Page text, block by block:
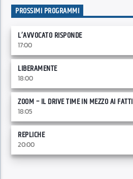
PROSSIMI PROGRAMMI
L’AVVOCATO RISPONDE
17:00
LIBERAMENTE
18:00
ZOOM – IL DRIVE TIME IN MEZZO AI FATTI
18:05
REPLICHE
20:00